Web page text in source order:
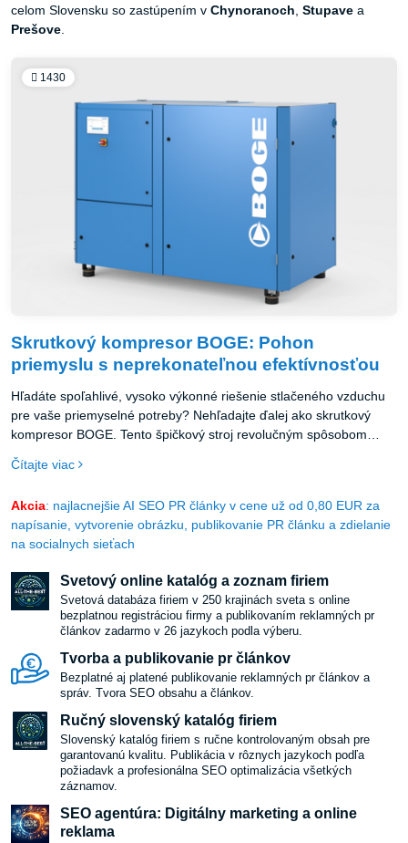
celom Slovensku so zastúpením v Chynoranoch, Stupave a
Prešove.
1430
Skrutkový kompresor BOGE: Pohon
priemyslu s neprekonateľnou efektívnosťou
Hľadáte spoľahlivé, vysoko výkonné riešenie stlačeného vzduchu
pre vaše priemyselné potreby? Nehľadajte ďalej ako skrutkový
kompresor BOGE. Tento špičkový stroj revolučným spôsobom
Čítajte viac
Akcia: najlacnejšie AI SEO PR články v cene už od 0,80 EUR za
napísanie, vytvorenie obrázku, publikovanie PR článku a zdielanie
na socialnych sieťach
Svetový online katalóg a zoznam firiem
Svetová databáza firiem v 250 krajinách sveta s online
bezplatnou registráciou firmy a publikovaním reklamných pr
článkov zadarmo v 26 jazykoch podla výberu.
Tvorba a publikovanie pr článkov
Bezplatné aj platené publikovanie reklamných pr článkov a
správ. Tvora SEO obsahu a článkov.
Ručný slovenský katalóg firiem
Slovenský katalóg firiem s ručne kontrolovaným obsah pre
garantovanú kvalitu. Publikácia v rôznych jazykoch podľa
požiadavk a profesionálna SEO optimalizácia všetkých
záznamov.
SEO agentúra: Digitálny marketing a online
reklama